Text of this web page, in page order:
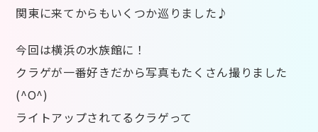
関東に来てからもいくつか巡りました♪
今回は横浜の水族館に！
クラゲが一番好きだから写真もたくさん撮りました
(^O^)
ライトアップされてるクラゲって